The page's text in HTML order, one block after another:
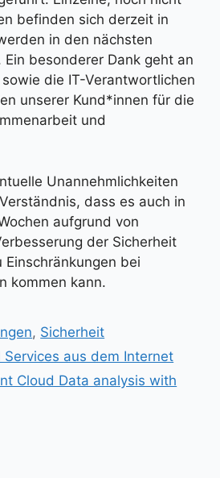
befinden sich derzeit in
in den nächsten
besonderer Dank geht an
die IT-Verantwortlichen
unserer Kund*innen für die
und
Unannehmlichkeiten
dass es auch in
aufgrund von
der Sicherheit
bei
kommen kann.
, Sicherheit
Services aus dem Internet
Cloud Data analysis with